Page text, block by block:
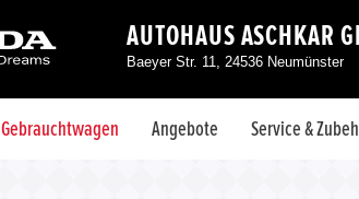
AUTOHAUS ASCHKAR
Baeyer Str. 11, 24536 Neumünster
Gebrauchtwagen Angebote Service &